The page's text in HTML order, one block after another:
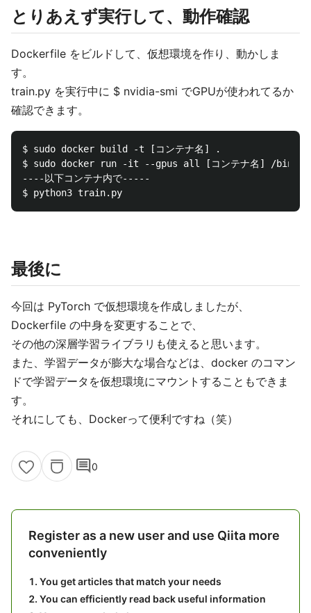
とりあえず実行して、動作確認
Dockerfile をビルドして、仮想環境を作り、動かしま
す。
train.py を実行中に $ nvidia-smi でGPUが使われてるか
確認できます。
$ sudo docker build -t [コンテナ名] .
$ sudo docker run -it --gpus all [コンテナ名] /bin/
----以下コンテナ内で-----
最後に
今回は PyTorch で仮想環境を作成しましたが、
Dockerfile の中身を変更することで、
その他の深層学習ライブラリも使えると思います。
また、学習データが膨大な場合などは、docker のコマン
ドで学習データを仮想環境にマウントすることもできま
す。
それにしても、Dockerって便利ですね（笑）
comment0
Register as a new user and use Qiita more
conveniently
You get articles that match your needs
You can efficiently read back useful information